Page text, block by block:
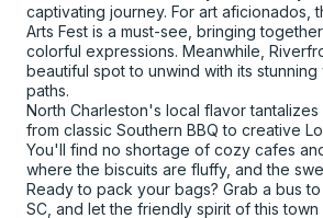
captivating journey. For art aficionados,
Arts Fest is a must-see, bringing
colorful expressions. Meanwhile,
beautiful spot to unwind with its
paths.
North Charleston's local flavor
from classic Southern BBQ to creative
You'll find no shortage of cozy cafes
where the biscuits are fluffy, and the
Ready to pack your bags? Grab a bus to
SC, and let the friendly spirit of this